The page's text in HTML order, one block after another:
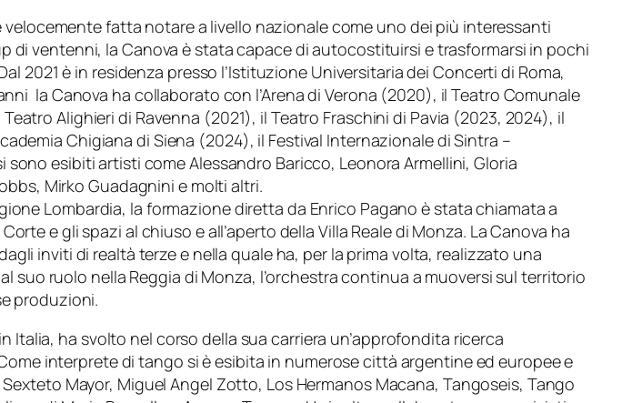
velocemente fatta notare a livello nazionale come uno dei più interessanti
di ventenni, la Canova è stata capace di autocostituirsi e trasformarsi in pochi
2021 è in residenza presso l’Istituzione Universitaria dei Concerti di Roma,
la Canova ha collaborato con l’Arena di Verona (2020), il Teatro Comunale
Alighieri di Ravenna (2021), il Teatro Fraschini di Pavia (2023, 2024), il
Chigiana di Siena (2024), il Festival Internazionale di Sintra –
esibiti artisti come Alessandro Baricco, Leonora Armellini, Gloria
Mirko Guadagnini e molti altri.
Lombardia, la formazione diretta da Enrico Pagano è stata chiamata a
e gli spazi al chiuso e all’aperto della Villa Reale di Monza. La Canova ha
inviti di realtà terze e nella quale ha, per la prima volta, realizzato una
suo ruolo nella Reggia di Monza, l’orchestra continua a muoversi sul territorio
produzioni.
Italia, ha svolto nel corso della sua carriera un’approfondita ricerca
interprete di tango si è esibita in numerose città argentine ed europee e
Mayor, Miguel Angel Zotto, Los Hermanos Macana, Tangoseis, Tango